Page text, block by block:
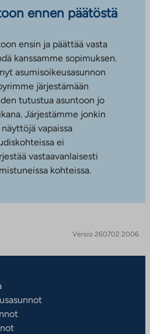
ennen päätöstä
ensin ja päättää vasta
kanssamme sopimuksen.
asumisoikeusasunnon
järjestämään
tutustua asuntoon jo
Järjestämme jonkin
vapaissa
ei
vastaavanlaisesti
kohteissa.
Versio 260702.2006